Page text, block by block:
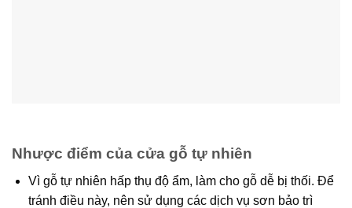
Nhược điểm của cửa gỗ tự nhiên
Vì gỗ tự nhiên hấp thụ độ ẩm, làm cho gỗ dễ bị thối. Để
tránh điều này, nên sử dụng các dịch vụ sơn bảo trì